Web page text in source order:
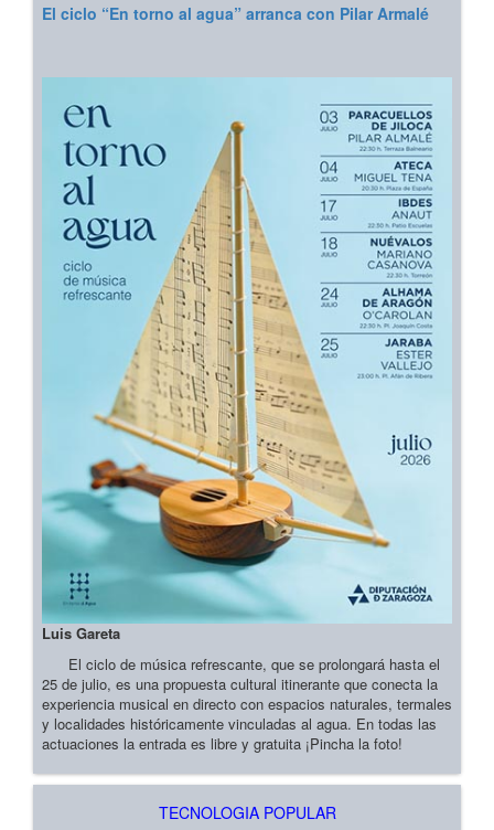
El ciclo “En torno al agua” arranca con Pilar Armalé
Luis Gareta
El ciclo de música refrescante, que se prolongará hasta el
25 de julio, es una propuesta cultural itinerante que conecta la
experiencia musical en directo con espacios naturales, termales
y localidades históricamente vinculadas al agua. En todas las
actuaciones la entrada es libre y gratuita ¡Pincha la foto!
TECNOLOGIA POPULAR